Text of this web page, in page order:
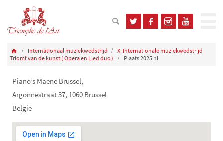
Internationaal muziekwedstrijd
X. Internationale muziekwedstrijd
Triomf van de kunst ( Opera en Lied duo )
Plaats 2025 nl
Piano’s Maene Brussel,
Argonnestraat 37, 1060 Brussel
België